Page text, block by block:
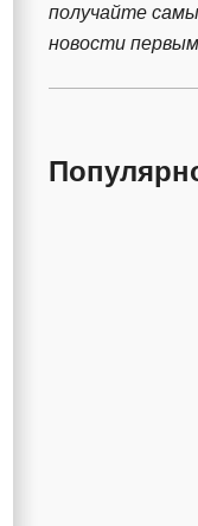
получайте
новости первым